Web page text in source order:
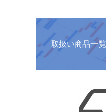
取扱い商品一覧